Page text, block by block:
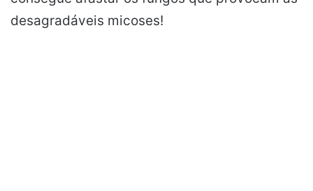
desagradáveis micoses!